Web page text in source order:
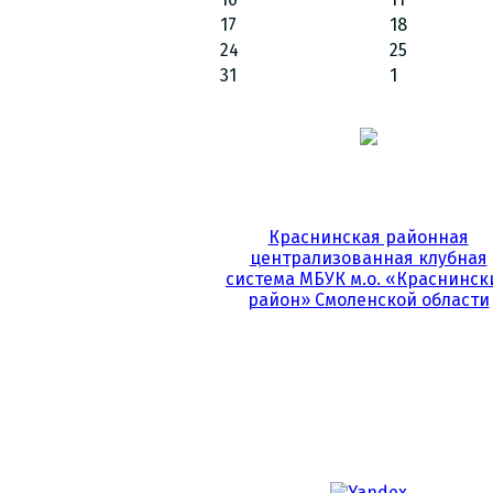
17
18
24
25
31
1
Краснинская районная
централизованная клубная
система МБУК м.о.
район» Смоленской области